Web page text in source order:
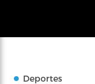
Deportes